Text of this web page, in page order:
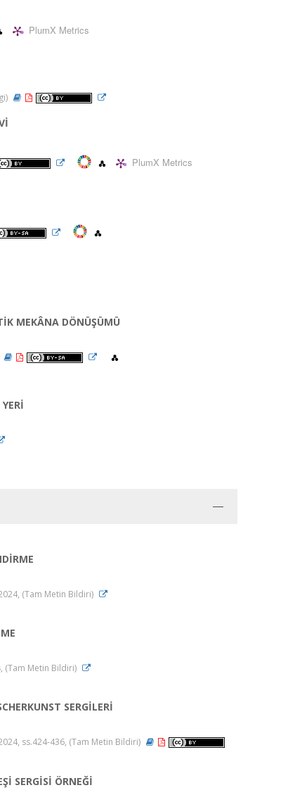
PlumX Metrics
PlumX Metrics
MEKÂNA DÖNÜŞÜMÜ
2024, (Tam Metin Bildiri)
(Tam Metin Bildiri)
SERGİLERİ
2024, ss.424-436, (Tam Metin Bildiri)
SERGİSİ ÖRNEĞİ